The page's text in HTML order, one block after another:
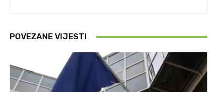
POVEZANE VIJESTI